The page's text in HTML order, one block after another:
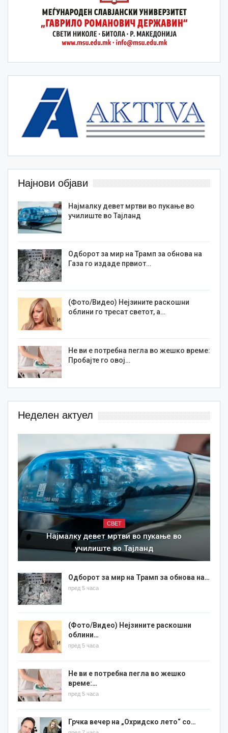
Најнови објави
Најмалку девет мртви во пукање во
училиште во Тајланд
Одборот за мир на Трамп за обнова на
Газа го издаде првиот…
(Фото/Видео) Нејзините раскошни
облини го тресат светот, а…
Не ви е потребна пегла во жешко време:
Пробајте го овој…
Неделен актуел
СВЕТ
Најмалку девет мртви во пукање во
училиште во Тајланд
Одборот за мир на Трамп за обнова на…
пред 5 часа
(Фото/Видео) Нејзините раскошни
облини…
пред 5 часа
Не ви е потребна пегла во жешко
време:…
пред 5 часа
Грчка вечер на „Охридско лето“ со…